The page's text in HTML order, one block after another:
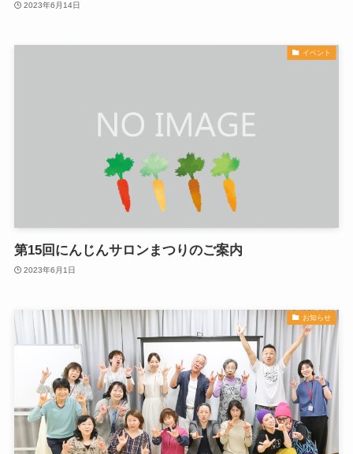
2023年6月14日
イベント
第15回にんじんサロンまつりのご案内
2023年6月1日
お知らせ